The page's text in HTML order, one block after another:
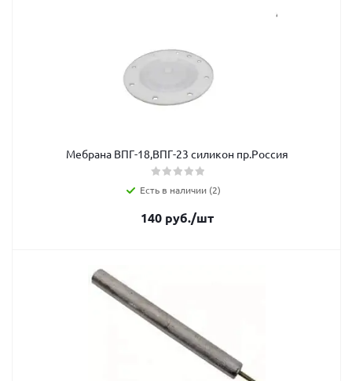
Мебрана ВПГ-18,ВПГ-23 силикон пр.Россия
Есть в наличии (2)
140руб./шт